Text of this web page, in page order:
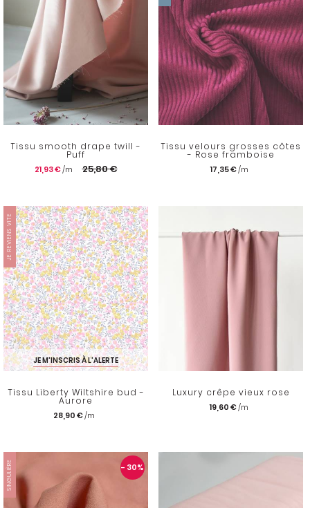
Tissu smooth drape twill -
Puff
21,93 € 25,80 €
Tissu velours grosses côtes
- Rose framboise
17,35 €
JE REVIENS VITE
JE M'INSCRIS À L'ALERTE
Tissu Liberty Wiltshire bud -
Aurore
28,90 €
Luxury crêpe vieux rose
19,60 €
SINGULIÈRE - 30%